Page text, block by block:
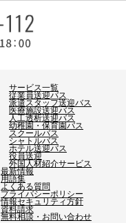
サービス一覧
従業員送迎バス
派遣スタッフ送迎バス
医療施設送迎バス
人工透析送迎バス
幼稚園・保育園バス
スクールバス
シャトルバス
ホテル送迎バス
役員送迎
外国人材紹介サービス
最新情報
用語集
よくある質問
プライバシーポリシー
情報セキュリティ方針
資料請求
無料相談・お問い合わせ